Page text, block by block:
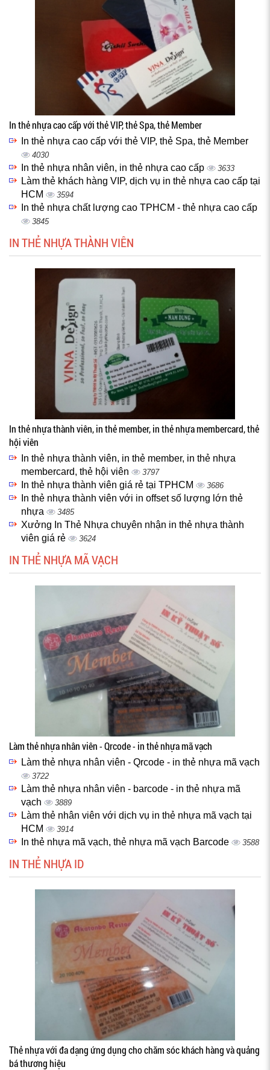
In thẻ nhựa cao cấp với thẻ VIP, thẻ Spa, thẻ Member
In thẻ nhựa cao cấp với thẻ VIP, thẻ Spa, thẻ Member
4030
In thẻ nhựa nhân viên, in thẻ nhựa cao cấp 3633
Làm thẻ khách hàng VIP, dịch vụ in thẻ nhựa cao cấp tại
HCM
3594
In thẻ nhựa chất lượng cao TPHCM - thẻ nhựa cao cấp
3845
IN THẺ NHỰA THÀNH VIÊN
In thẻ nhựa thành viên, in thẻ member, in thẻ nhựa membercard, thẻ
hội viên
In thẻ nhựa thành viên, in thẻ member, in thẻ nhựa
membercard, thẻ hội viên
3797
In thẻ nhựa thành viên giá rẻ tại TPHCM 3686
In thẻ nhựa thành viên với in offset số lượng lớn thẻ
nhựa
3485
Xưởng In Thẻ Nhựa chuyên nhận in thẻ nhựa thành
viên giá rẻ
3624
IN THẺ NHỰA MÃ VẠCH
Làm thẻ nhựa nhân viên - Qrcode - in thẻ nhựa mã vạch
Làm thẻ nhựa nhân viên - Qrcode - in thẻ nhựa mã vạch
3722
Làm thẻ nhựa nhân viên - barcode - in thẻ nhựa mã
vạch
3889
Làm thẻ nhân viên với dịch vụ in thẻ nhựa mã vạch tại
HCM
3914
In thẻ nhựa mã vạch, thẻ nhựa mã vạch Barcode 3588
IN THẺ NHỰA ID
Thẻ nhựa với đa dạng ứng dụng cho chăm sóc khách hàng và quảng
bá thương hiệu